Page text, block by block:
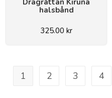
Dragråttan Kiruna
halsbånd
325.00 kr
1 2 3 4